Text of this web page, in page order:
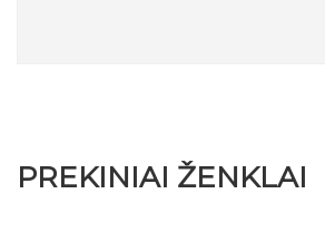
PREKINIAI ŽENKLAI